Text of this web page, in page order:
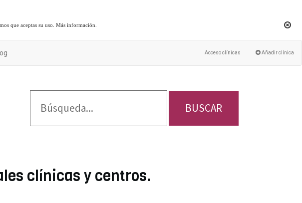
que aceptas su uso.Más información
Acceso clínicas Añadir clínica
BUSCAR
clínicas y centros.